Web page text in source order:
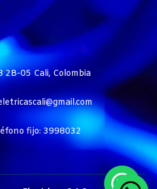
2B-05 Cali, Colombia
fijo: 3998032